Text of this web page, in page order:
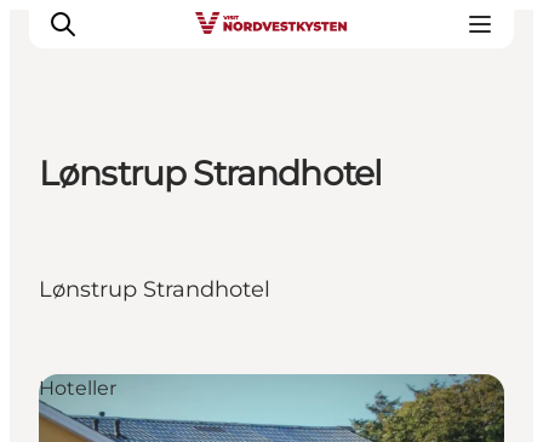
Handicapvenlig ferie
Events
Planlæg din ferie
Lønstrup Strandhotel
Lønstrup Strandhotel
Hoteller